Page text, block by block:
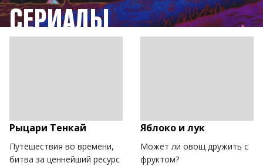
СЕРИАЛЫ
Рыцари Тенкай
Путешествия во времени,
битва за ценнейший ресурс
Яблоко и лук
Может ли овощ дружить с
фруктом?